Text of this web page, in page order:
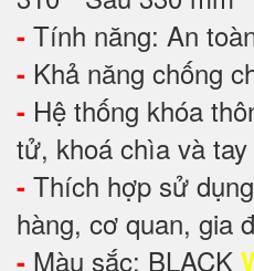
- Tính năng: An
- Khả năng chống
- Hệ thống khóa
tử, khoá chìa và tay
- Thích hợp sử
hàng, cơ quan, gia
- Màu sắc: BLACK